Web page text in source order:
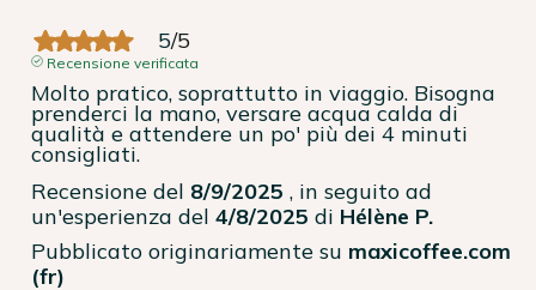
5/5
Recensione verificata
Molto pratico, soprattutto in viaggio. Bisogna
prenderci la mano, versare acqua calda di
qualità e attendere un po' più dei 4 minuti
consigliati.
Recensione del 8/9/2025 , in seguito ad
un'esperienza del 4/8/2025 di Hélène P.
Pubblicato originariamente su maxicoffee.com
(fr)